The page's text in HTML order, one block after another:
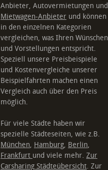
Anbieter, Autovermietungen und
Mietwagen-Anbieter und können
in den einzelnen Kategorien
vergleichen, was Ihren Wünschen
und Vorstellungen entspricht.
Speziell unsere Preisbeispiele
und Kostenvergleiche unserer
Beispielfahrten machen einen
Vergleich auch über den Preis
möglich.
Für viele Städte haben wir
spezielle Städteseiten, wie z.B.
München, Hamburg, Berlin,
Frankfurt und viele mehr. Zur
Carsharing Städteübersicht. Zur